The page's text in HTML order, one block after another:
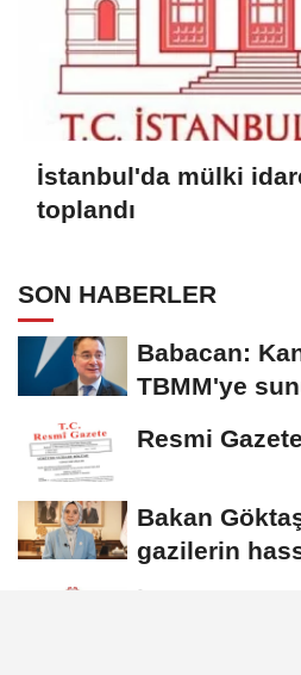
İstanbul'da mülki
toplandı
SON HABERLER
Babacan:
TBMM'ye
Resmi
Bakan
gazilerin
teklifinde...